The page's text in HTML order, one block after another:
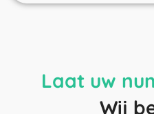
Laat uw
Wij